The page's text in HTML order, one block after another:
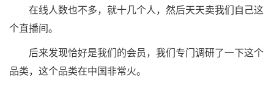
在线人数也不多，就十几个人，然后天天卖我们自己这
个直播间。
后来发现恰好是我们的会员，我们专门调研了一下这个
品类，这个品类在中国非常火。